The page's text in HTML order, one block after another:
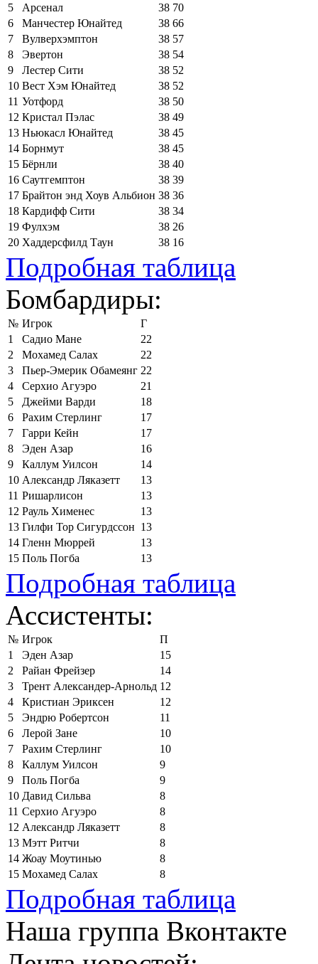
5
Арсенал 38 70
6
Манчестер Юнайтед 38 66
7
Вулверхэмптон 38 57
8
Эвертон 38 54
9
Лестер Сити 38 52
10 Вест Хэм Юнайтед 38 52
11 Уотфорд 38 50
12 Кристал Пэлас 38 49
13 Ньюкасл Юнайтед 38 45
14 Борнмут 38 45
15 Бёрнли 38 40
16 Саутгемптон 38 39
17 Брайтон энд Хоув Альбион 38 36
18 Кардифф Сити 38 34
19 Фулхэм 38 26
20 Хаддерсфилд Таун 38 16
Подробная таблица
Бомбардиры:
№ Игрок
Г
1
Садио Мане
22
2
Мохамед Салах
22
3
Пьер-Эмерик Обамеянг 22
4
Серхио Агуэро
21
5
Джейми Варди
18
6
Рахим Стерлинг
17
7
Гарри Кейн
17
8
Эден Азар
16
9
Каллум Уилсон
14
10 Александр Ляказетт
13
11 Ришарлисон
13
12 Рауль Хименес
13
13 Гилфи Тор Сигурдссон 13
14 Гленн Мюррей
13
15 Поль Погба 13
Подробная таблица
Ассистенты:
№ Игрок
П
1
Эден Азар
15
2
Райан Фрейзер
14
3
Трент Александер-Арнольд 12
4
Кристиан Эриксен
12
5
Эндрю Робертсон
11
6
Лерой Зане
10
7
Рахим Стерлинг
10
8
Каллум Уилсон
9
9
Поль Погба
9
10 Давид Сильва
8
11 Серхио Агуэро
8
12 Александр Ляказетт
8
13 Мэтт Ритчи
8
14 Жоау Моутинью
8
15 Мохамед Салах 8
Подробная таблица
Наша группа Вконтакте